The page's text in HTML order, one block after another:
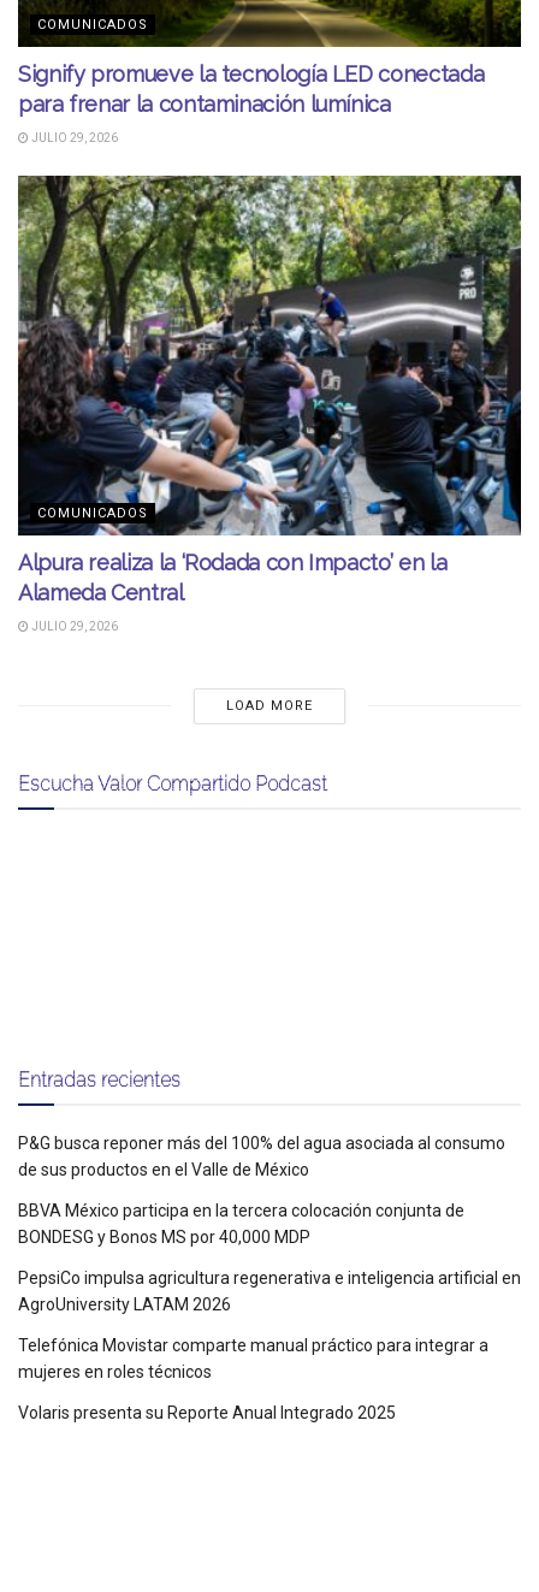
COMUNICADOS
Signify promueve la tecnología LED conectada
para frenar la contaminación lumínica
JULIO 29, 2026
COMUNICADOS
Alpura realiza la ‘Rodada con Impacto’ en la
Alameda Central
JULIO 29, 2026
LOAD MORE
Escucha Valor Compartido Podcast
Entradas recientes
P&G busca reponer más del 100% del agua asociada al consumo
de sus productos en el Valle de México
BBVA México participa en la tercera colocación conjunta de
BONDESG y Bonos MS por 40,000 MDP
PepsiCo impulsa agricultura regenerativa e inteligencia artificial en
AgroUniversity LATAM 2026
Telefónica Movistar comparte manual práctico para integrar a
mujeres en roles técnicos
Volaris presenta su Reporte Anual Integrado 2025